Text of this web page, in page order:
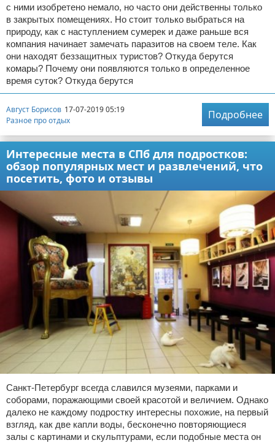
с ними изобретено немало, но часто они действенны только
в закрытых помещениях. Но стоит только выбраться на
природу, как с наступлением сумерек и даже раньше вся
компания начинает замечать паразитов на своем теле. Как
они находят беззащитных туристов? Откуда берутся
комары? Почему они появляются только в определенное
время суток? Откуда берутся
Август Борисов 17-07-2019 05:19
Разное про отдых
Подробнее
Интересные места в СПб для подростков:
обзор популярных мест и развлечений, что
посетить, фото и отзывы
Санкт-Петербург всегда славился музеями, парками и
соборами, поражающими своей красотой и величием. Однако
далеко не каждому подростку интересны похожие, на первый
взгляд, как две капли воды, бесконечно повторяющиеся
залы с картинами и скульптурами, если подобные места он